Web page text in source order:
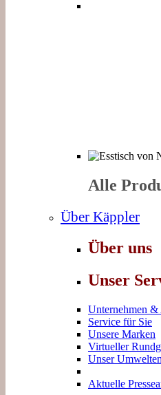
Alle
Über Käppler
Über uns
Unser
Unternehmen &
Service für Sie
Unsere Marken
Virtueller
Unser
Aktuelle